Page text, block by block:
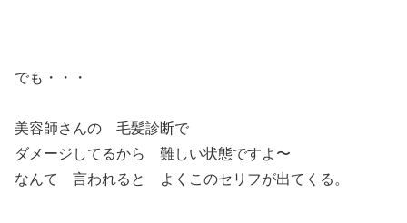
でも・・・
美容師さんの 毛髪診断で
ダメージしてるから 難しい状態ですよ〜
なんて 言われると よくこのセリフが出てくる。